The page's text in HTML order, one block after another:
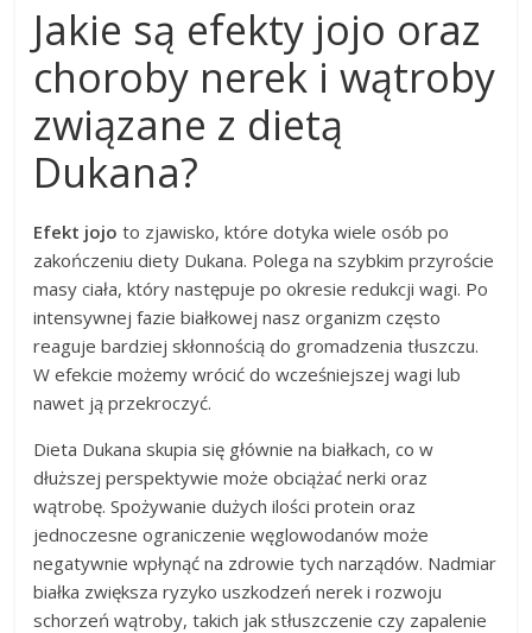
Jakie są efekty jojo oraz
choroby nerek i wątroby
związane z dietą
Dukana?
Efekt jojo to zjawisko, które dotyka wiele osób po
zakończeniu diety Dukana. Polega na szybkim przyroście
masy ciała, który następuje po okresie redukcji wagi. Po
intensywnej fazie białkowej nasz organizm często
reaguje bardziej skłonnością do gromadzenia tłuszczu.
W efekcie możemy wrócić do wcześniejszej wagi lub
nawet ją przekroczyć.
Dieta Dukana skupia się głównie na białkach, co w
dłuższej perspektywie może obciążać nerki oraz
wątrobę. Spożywanie dużych ilości protein oraz
jednoczesne ograniczenie węglowodanów może
negatywnie wpłynąć na zdrowie tych narządów. Nadmiar
białka zwiększa ryzyko uszkodzeń nerek i rozwoju
schorzeń wątroby, takich jak stłuszczenie czy zapalenie